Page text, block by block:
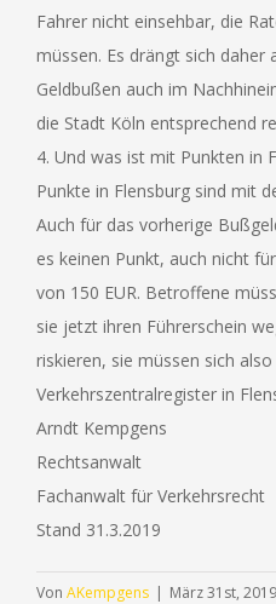
Fahrer nicht einsehbar, die
müssen. Es drängt sich daher
Geldbußen auch im
die Stadt Köln entsprechend
4. Und was ist mit Punkten in
Punkte in Flensburg sind mit
Auch für das vorherige
es keinen Punkt, auch nicht
von 150 EUR. Betroffene
sie jetzt ihren Führerschein
riskieren, sie müssen sich
Verkehrszentralregister in
Arndt Kempgens
Rechtsanwalt
Fachanwalt für Verkehrsrecht
Stand 31.3.2019
Von AKempgens | März 31st, 2019